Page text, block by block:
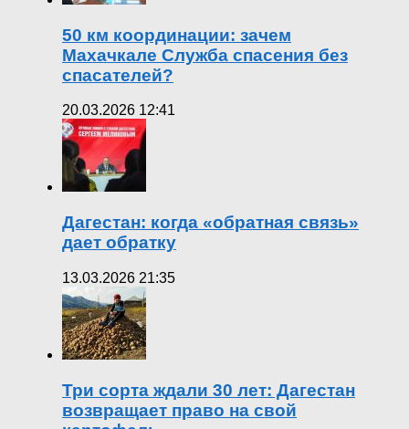
50 км координации: зачем
Махачкале Служба спасения без
спасателей?
20.03.2026 12:41
Дагестан: когда «обратная связь»
дает обратку
13.03.2026 21:35
Три сорта ждали 30 лет: Дагестан
возвращает право на свой